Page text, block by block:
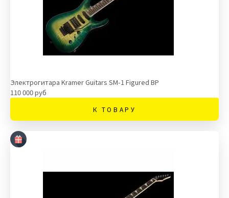
Электрогитара Kramer Guitars SM-1 Figured BP
110 000 руб
К ТОВАРУ